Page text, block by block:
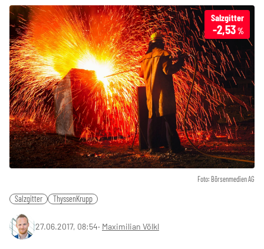
Foto: Börsenmedien AG
Salzgitter
-2,53%
Salzgitter ThyssenKrupp
27.06.2017, 08:54‧ Maximilian Völkl